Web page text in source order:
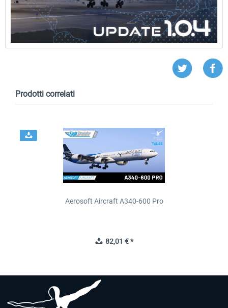
Prodotti correlati
Aerosoft Aircraft A340-600 Pro
82,01 € *